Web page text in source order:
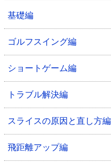
基礎編
ゴルフスイング編
ショートゲーム編
トラブル解決編
スライスの原因と直し方編
飛距離アップ編